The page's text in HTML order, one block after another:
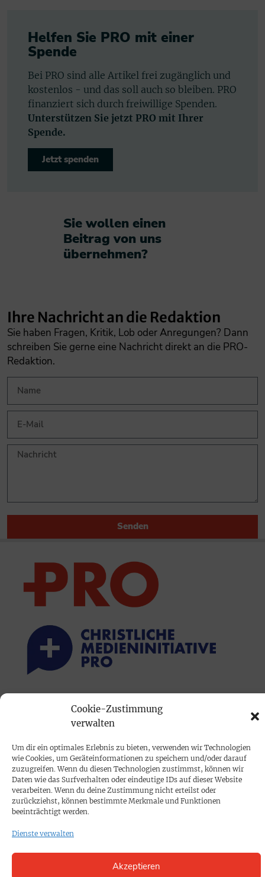
Cookie-Zustimmung
verwalten
Um dir ein optimales Erlebnis zu bieten, verwenden wir Technologien
wie Cookies, um Geräteinformationen zu speichern und/oder darauf
zuzugreifen. Wenn du diesen Technologien zustimmst, können wir
Daten wie das Surfverhalten oder eindeutige IDs auf dieser Website
verarbeiten. Wenn du deine Zustimmung nicht erteilst oder
zurückziehst, können bestimmte Merkmale und Funktionen
beeinträchtigt werden.
Dienste verwalten
Akzeptieren
Helfen Sie PRO mit einer
Spende
Bei PRO sind alle Artikel frei zugänglich und
kostenlos - und das soll auch so bleiben. PRO
finanziert sich durch freiwillige Spenden.
Unterstützen Sie jetzt PRO mit Ihrer
Spende.
Jetzt spenden
Sie wollen einen
Beitrag von uns
übernehmen?​
Ihre Nachricht an die Redaktion
Sie haben Fragen, Kritik, Lob oder Anregungen? Dann
schreiben Sie gerne eine Nachricht direkt an die PRO-
Redaktion.
Senden
PRINTAUSGABE
Mediadaten
PROKOMPAKT
Impressum
SPENDEN
Datenschutz